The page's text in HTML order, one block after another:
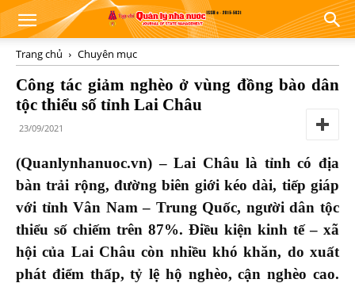
Trang chủ Chuyên mục
Công tác giảm nghèo ở vùng đồng bào dân
tộc thiểu số tỉnh Lai Châu
23/09/2021
(Quanlynhanuoc.vn) – Lai Châu là tỉnh có địa
bàn trải rộng, đường biên giới kéo dài, tiếp giáp
với tỉnh Vân Nam – Trung Quốc, người dân tộc
thiểu số chiếm trên 87%. Điều kiện kinh tế – xã
hội của Lai Châu còn nhiều khó khăn, do xuất
phát điểm thấp, tỷ lệ hộ nghèo, cận nghèo cao.